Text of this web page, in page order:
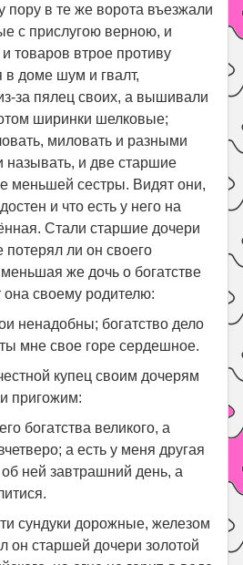
пору в те же ворота въезжали
с прислугою верною, и
товаров втрое противу
доме шум и гвалт,
за пялец своих, а вышивали
ширинки шелковые;
миловать и разными
и две старшие
меньшей сестры. Видят они,
и что есть у него на
Стали старшие дочери
потерял ли он своего
меньшая же дочь о богатстве
она своему родителю:
ненадобны; богатство дело
мне свое горе сердешное.
купец своим дочерям
пригожим:
богатства великого, а
а есть у меня другая
ней завтрашний день, а
сундуки дорожные, железом
он старшей дочери золотой